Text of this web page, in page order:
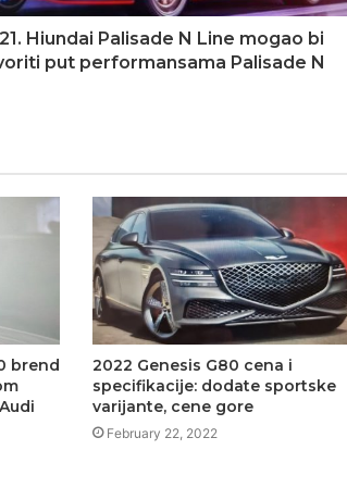
Hiundai Palisade N Line mogao bi
put performansama Palisade N
brend
2022 Genesis G80 cena i
specifikacije: dodate sportske
varijante, cene gore
February 22, 2022